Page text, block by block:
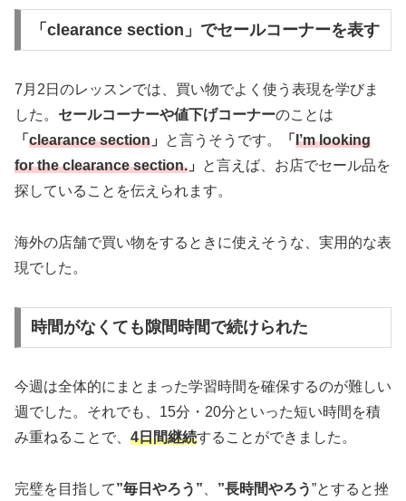
「clearance section」でセールコーナーを表す
7月2日のレッスンでは、買い物でよく使う表現を学びま
した。 セールコーナーや値下げコーナーのことは
「 clearance section 」 と言うそうです。 「 I’m looking
for the clearance section. 」
と言えば、お店でセール品を
探していることを伝えられます。
海外の店舗で買い物をするときに使えそうな、実用的な表
現でした。
時間がなくても隙間時間で続けられた
今週は全体的にまとまった学習時間を確保するのが難しい
週でした。それでも、15分・20分といった短い時間を積
み重ねることで、 4日間継続することができました。
完璧を目指して”毎日やろう” ”長時間やろう”とすると挫